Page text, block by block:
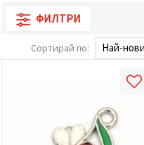
подобрим
твоето
и, с твое
съгласие,
ФИЛТРИ
Сортирай по: